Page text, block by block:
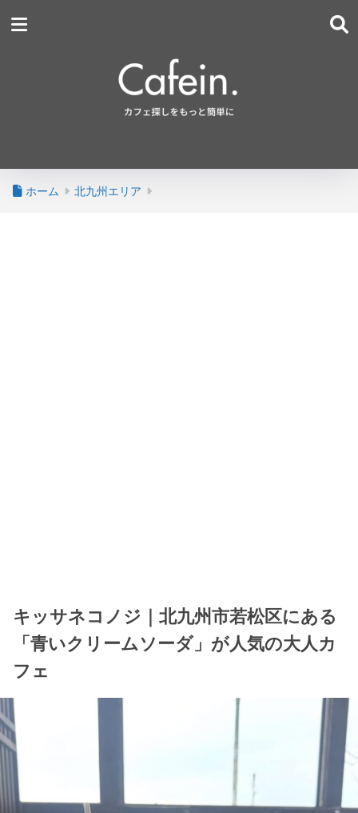
ホーム 北九州エリア
キッサネコノジ｜北九州市若松区にある
「青いクリームソーダ」が人気の大人カ
フェ